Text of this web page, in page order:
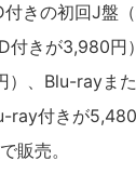
きの初回J盤
付きが3,980円
）、Blu-rayま
ray付きが
販売。